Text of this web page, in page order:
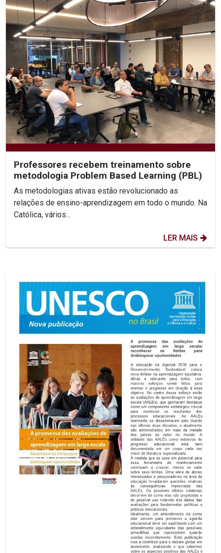
Professores recebem treinamento sobre
metodologia Problem Based Learning (PBL)
As metodologias ativas estão revolucionado as
relações de ensino-aprendizagem em todo o mundo. Na
Católica, vários...
LER MAIS